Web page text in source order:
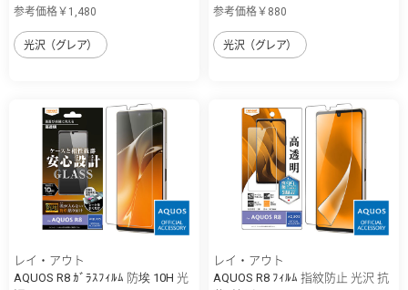
参考価格￥1,480
光沢（グレア）
参考価格￥880
光沢（グレア）
レイ・アウト
AQUOS R8 ｶﾞﾗｽﾌｨﾙﾑ 防埃 10H 光
レイ・アウト
AQUOS R8 ﾌｨﾙﾑ 指紋防止 光沢 抗